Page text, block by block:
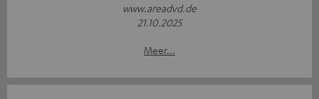
www.areadvd.de
21.10.2025
Meer...